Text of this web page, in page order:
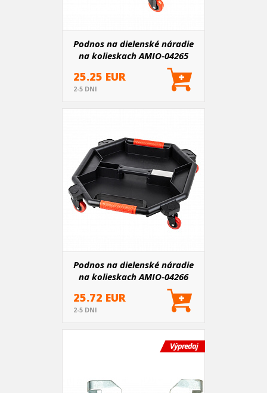
Podnos na dielenské náradie
na kolieskach AMIO-04265
25.25 EUR
2-5 DNI
Podnos na dielenské náradie
na kolieskach AMIO-04266
25.72 EUR
2-5 DNI
Výpredaj